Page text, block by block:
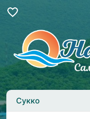
Сукко